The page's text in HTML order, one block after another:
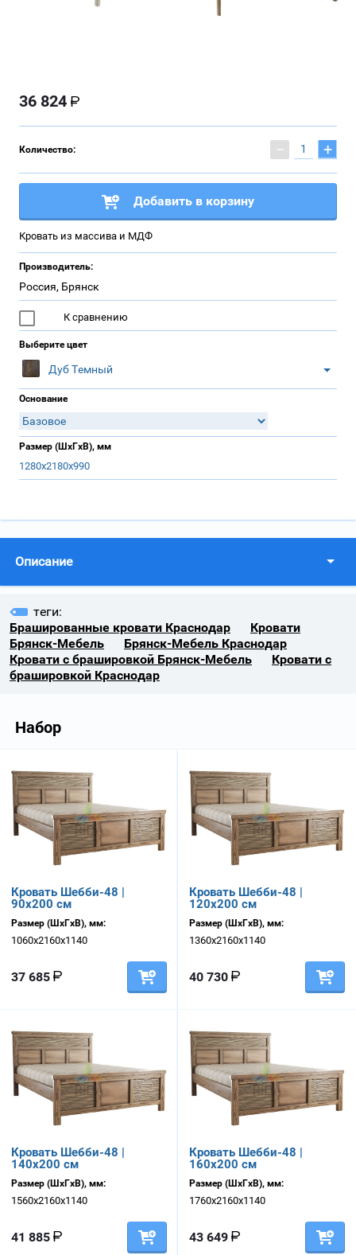
36 824
Количество: − +
Добавить в корзину
Кровать из массива и МДФ
Производитель:
Россия, Брянск
К сравнению
Выберите цвет
Дуб Темный
Основание
Размер (ШхГхВ), мм
1280х2180х990
Описание
теги:
Брашированные кровати Краснодар
Кровати
Брянск-Мебель
Брянск-Мебель Краснодар
Кровати с брашировкой Брянск-Мебель
Кровати с
брашировкой Краснодар
Набор
Кровать Шебби-48 |
90х200 см
Размер (ШхГхВ), мм:
1060х2160х1140
37 685
Кровать Шебби-48 |
120х200 см
Размер (ШхГхВ), мм:
1360х2160х1140
40 730
Кровать Шебби-48 |
140х200 см
Размер (ШхГхВ), мм:
1560х2160х1140
41 885
Кровать Шебби-48 |
160х200 см
Размер (ШхГхВ), мм:
1760х2160х1140
43 649